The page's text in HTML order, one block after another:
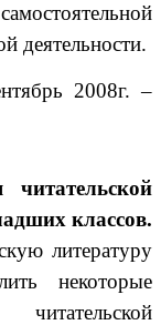
деятельности.
2008г. –
читательской
классов.
литературу
некоторые